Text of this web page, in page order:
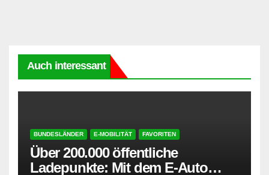
Auch interessant
BUNDESLÄNDER E-MOBILITÄT FAVORITEN
Über 200.000 öffentliche
Ladepunkte: Mit dem E-Auto